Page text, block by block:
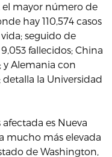
el mayor número de
hay 110,574 casos
seguido de
fallecidos; China
y Alemania con
detalla la Universidad
es Nueva
mucho más elevada
de Washington,